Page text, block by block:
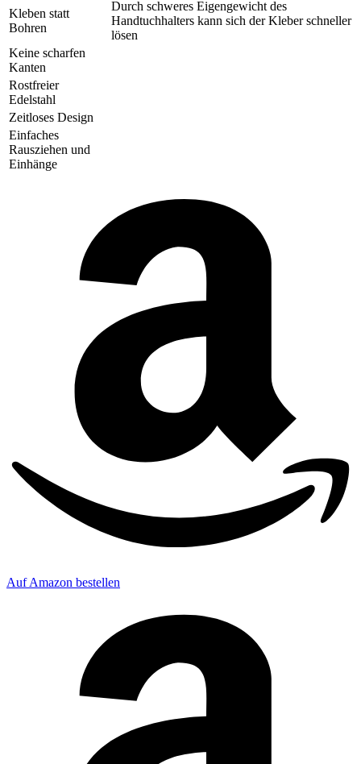
Kleben statt
Bohren
Durch schweres Eigengewicht des
Handtuchhalters kann sich der Kleber schneller
lösen
Keine scharfen
Kanten
Rostfreier
Edelstahl
Zeitloses Design
Einfaches
Rausziehen und
Einhänge
Auf Amazon bestellen